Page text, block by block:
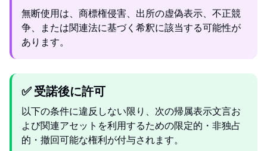
無断使用は、商標権侵害、出所の虚偽表示、不正競
争、または関連法に基づく希釈に該当する可能性が
あります。
✅受諾後に許可
以下の条件に違反しない限り、次の帰属表示文言お
よび関連アセットを利用するための限定的・非独占
的・撤回可能な権利が付与されます。